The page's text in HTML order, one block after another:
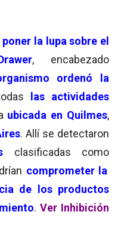
poner la lupa sobre el
, encabezado
ordenó la
las actividades
ubicada en Quilmes,
. Allí se detectaron
clasificadas como
comprometer la
de los productos
. Ver Inhibición